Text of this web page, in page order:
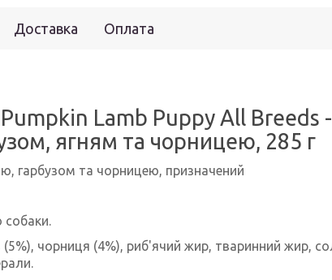
Доставка Оплата
Lamb Puppy All
ягням та чорницею, 285 г
гарбузом та чорницею, призначений
собаки.
(5%), чорниця (4%), риб'ячий жир, тваринний жир,